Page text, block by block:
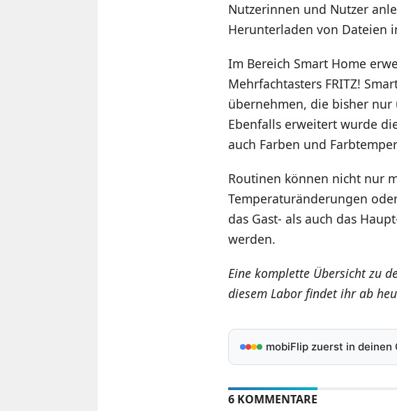
Nutzerinnen und Nutzer
Herunterladen von Dateien
Im Bereich Smart Home
Mehrfachtasters FRITZ!
übernehmen, die bisher
Ebenfalls erweitert wurde
auch Farben und
Routinen können nicht nur
Temperaturänderungen
das Gast- als auch das
werden.
Eine komplette Übersicht zu
diesem Labor findet ihr ab
mobiFlip zuerst in deinen
6 KOMMENTARE